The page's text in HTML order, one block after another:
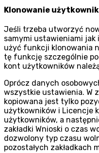
Klonowanie
Jeśli trzeba utworzyć
samymi ustawieniami
użyć funkcji klonowania
tę funkcję szczególnie
kont użytkowników
Oprócz danych
wszystkie ustawienia. W
kopiowana jest tylko
użytkowników i Licencje
użytkowników, a
zakładki Wnioski o czas
dozwolony typ czasu
pozostałych zakładkach